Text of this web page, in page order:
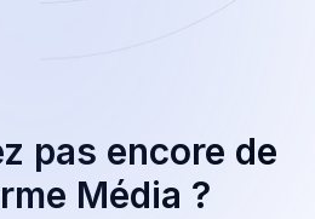
pas encore de
Média ?